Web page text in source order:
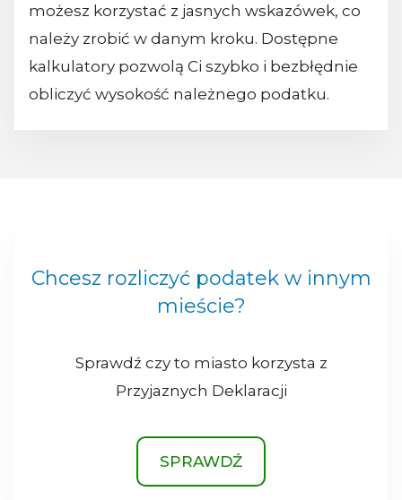
możesz korzystać z jasnych wskazówek, co
należy zrobić w danym kroku. Dostępne
kalkulatory pozwolą Ci szybko i bezbłędnie
obliczyć wysokość należnego podatku.
Chcesz rozliczyć podatek w innym
mieście?
Sprawdź czy to miasto korzysta z
Przyjaznych Deklaracji
SPRAWDŹ